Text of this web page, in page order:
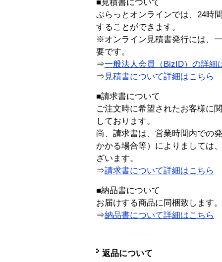
■見積書について
ぷらっとオンラインでは、24時
することができます。
※オンライン見積書発行には、
要です。
⇒一般法人会員（BizID）の詳細
⇒ 見積書について詳細はこちら
■請求書について
ご注文時に希望されたお客様に
しております。
尚、請求書は、営業時間内での
かかる場合等）によりましては
ざいます。
⇒請求書について詳細はこちら
■納品書について
お届けする商品に同梱致します。
⇒納品書について詳細はこちら
返品について